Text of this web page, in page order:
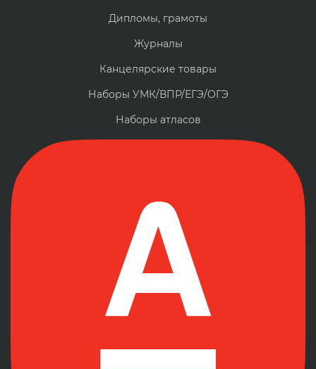
Дипломы, грамоты
Журналы
Канцелярские товары
Наборы УМК/ВПР/ЕГЭ/ОГЭ
Наборы атласов